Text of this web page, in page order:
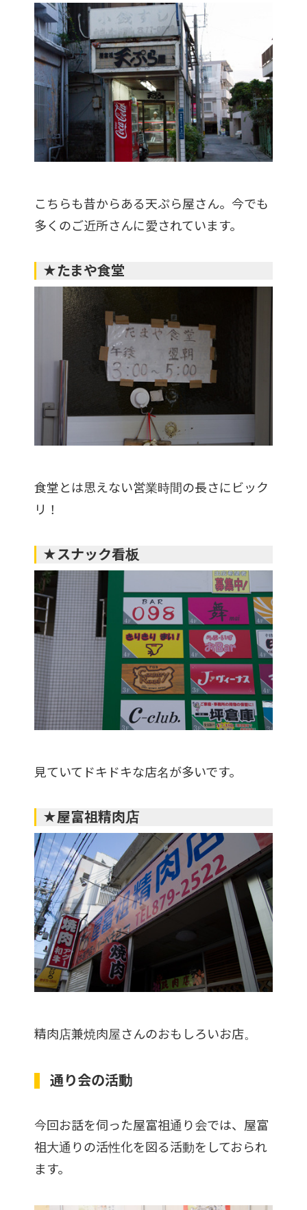
こちらも昔からある天ぷら屋さん。今でも
多くのご近所さんに愛されています。
★たまや食堂
食堂とは思えない営業時間の長さにビック
リ！
★スナック看板
見ていてドキドキな店名が多いです。
★屋富祖精肉店
精肉店兼焼肉屋さんのおもしろいお店。
通り会の活動
今回お話を伺った屋富祖通り会では、屋富
祖大通りの活性化を図る活動をしておられ
ます。